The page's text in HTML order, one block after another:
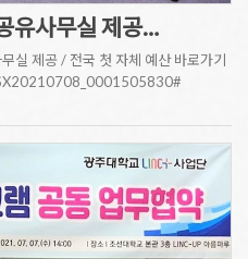
유사무실 제공…
실 제공 / 전국 첫 자체 예산 바로가기